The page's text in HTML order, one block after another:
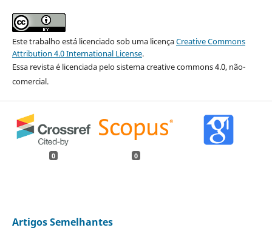
Este trabalho está licenciado sob uma licençaCreative Commons
Attribution 4.0 International License.
Essa revista é licenciada pelo sistema creative commons 4.0, não-
comercial.
0 0
Artigos Semelhantes